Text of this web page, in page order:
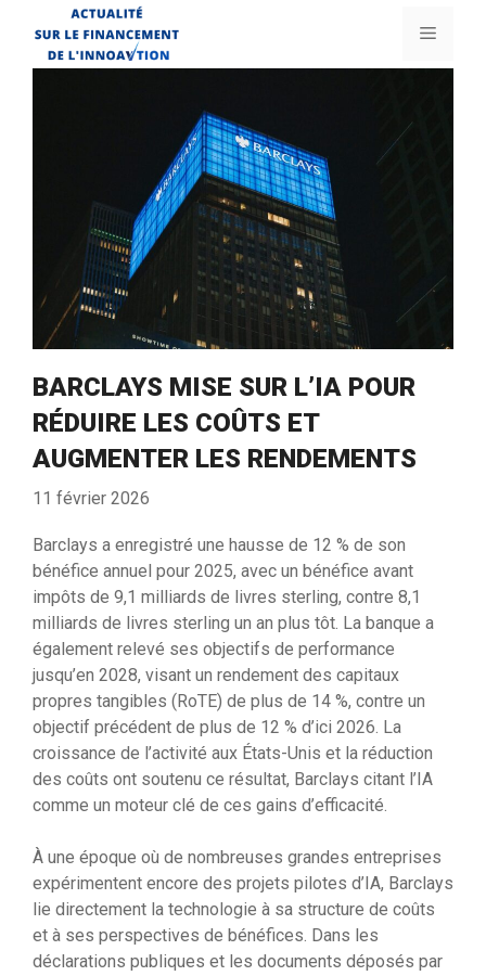
contenu
Menu
BARCLAYS MISE SUR L’IA POUR
RÉDUIRE LES COÛTS ET
AUGMENTER LES RENDEMENTS
11 février 2026
Barclays a enregistré une hausse de 12 % de son
bénéfice annuel pour 2025, avec un bénéfice avant
impôts de 9,1 milliards de livres sterling, contre 8,1
milliards de livres sterling un an plus tôt. La banque a
également relevé ses objectifs de performance
jusqu’en 2028, visant un rendement des capitaux
propres tangibles (RoTE) de plus de 14 %, contre un
objectif précédent de plus de 12 % d’ici 2026. La
croissance de l’activité aux États-Unis et la réduction
des coûts ont soutenu ce résultat, Barclays citant l’IA
comme un moteur clé de ces gains d’efficacité.
À une époque où de nombreuses grandes entreprises
expérimentent encore des projets pilotes d’IA, Barclays
lie directement la technologie à sa structure de coûts
et à ses perspectives de bénéfices. Dans les
déclarations publiques et les documents déposés par